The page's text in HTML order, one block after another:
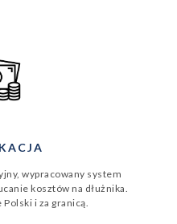
wypracowany system
kosztów na dłużnika.
i za granicą.